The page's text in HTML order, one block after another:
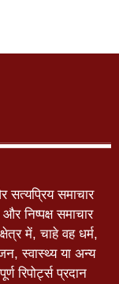
समाचार
निष्पक्ष समाचार
में, चाहे वह धर्म,
स्वास्थ्य या अन्य
रिपोर्ट्स प्रदान